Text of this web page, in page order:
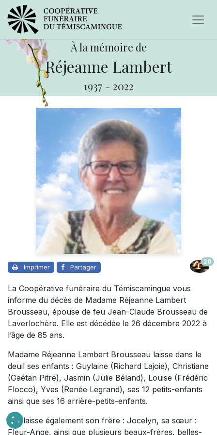
À la mémoire de
Réjeanne Lambert
1937 - 2022
Imprimer Partager
20
La Coopérative funéraire du Témiscamingue vous
informe du décès de Madame Réjeanne Lambert
Brousseau, épouse de feu Jean-Claude Brousseau de
Laverlochère. Elle est décédée le 26 décembre 2022 à
l’âge de 85 ans.
Madame Réjeanne Lambert Brousseau laisse dans le
deuil ses enfants : Guylaine (Richard Lajoie), Christiane
(Gaétan Pitre), Jasmin (Julie Béland), Louise (Frédéric
Flocco), Yves (Renée Legrand), ses 12 petits-enfants
ainsi que ses 16 arrière-petits-enfants.
Elle laisse également son frère : Jocelyn, sa sœur :
Fleur-Ange, ainsi que plusieurs beaux-frères, belles-